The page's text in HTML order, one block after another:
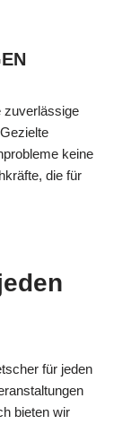
zuverlässige
keine
die für
für jeden
bieten wir